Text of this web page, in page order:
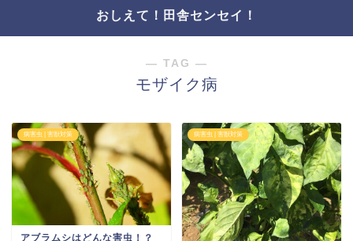
おしえて！田舎センセイ！
― TAG ―
モザイク病
病害虫 | 害獣対策
アブラムシはどんな害虫！？
病害虫 | 害獣対策